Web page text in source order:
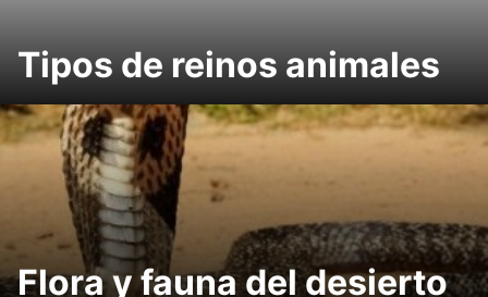
Tipos de reinos animales
Flora y fauna del desierto